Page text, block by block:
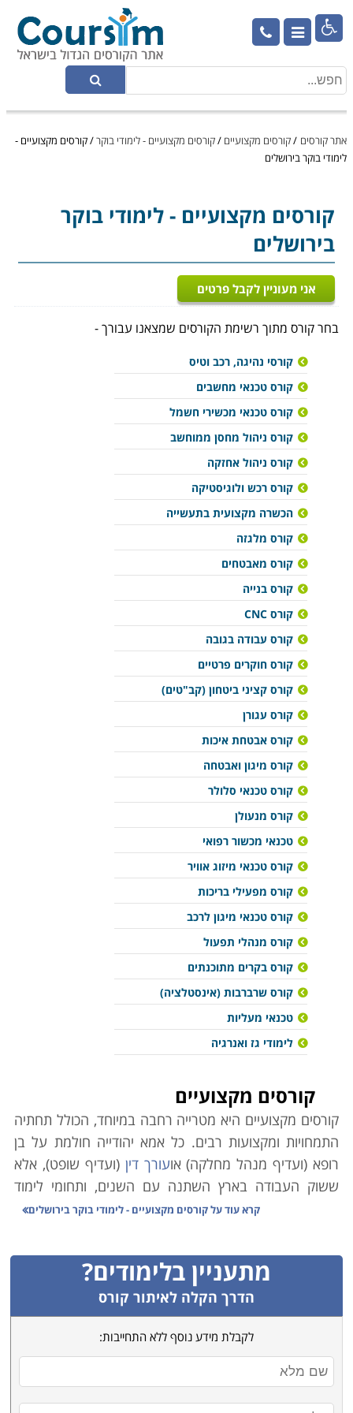

אתר קורסים /קורסים מקצועיים /קורסים מקצועיים - לימודי בוקר/קורסים מקצועיים -
לימודי בוקר בירושלים
קורסים מקצועיים - לימודי בוקר
בירושלים
אני מעוניין לקבל פרטים
בחר קורס מתוך רשימת הקורסים שמצאנו עבורך -
קורסי נהיגה, רכב וטיס
קורס טכנאי מחשבים
קורס טכנאי מכשירי חשמל
קורס ניהול מחסן ממוחשב
קורס ניהול אחזקה
קורס רכש ולוגיסטיקה
הכשרה מקצועית בתעשייה
קורס מלגזה
קורס מאבטחים
קורס בנייה
קורס CNC
קורס עבודה בגובה
קורס חוקרים פרטיים
קורס קציני ביטחון (קב"טים)
קורס עגורן
קורס אבטחת איכות
קורס מיגון ואבטחה
קורס טכנאי סלולר
קורס מנעולן
טכנאי מכשור רפואי
קורס טכנאי מיזוג אוויר
קורס מפעילי בריכות
קורס טכנאי מיגון לרכב
קורס מנהלי תפעול
קורס בקרים מתוכנתים
קורס שרברבות (אינסטלציה)
טכנאי מעליות
לימודי גז ואנרגיה
קורסים מקצועיים
קורסים מקצועיים היא מטרייה רחבה במיוחד, הכולל תחתיה
התמחויות ומקצועות רבים. כל אמא יהודייה חולמת על בן
רופא (ועדיף מנהל מחלקה) אועורך דין (ועדיף שופט), אלא
ששוק העבודה בארץ השתנה עם השנים, ותחומי לימוד
אקדמיים רבים אינם מבטיחים עבודה יציבה ופרנסה בענף.
כמו כן ירידת קרנם (הבלתי-מוצדקת) של בתי הספר
המלמדים קורסים מקצועיים גרמה למחסור משמעותי במשק
בידיים עובדות ומיומנות בענפים שונים.
משרד הכלכלה הוא הגורם הממלכתי אשר מנסה לסייע
באיזון הנדרש, וגורמי המחקר הממונים בו פרסמו טבלה
זו אשר מנתחת את המקצועות השונים בהתאם לצרכי השוק,
הביקוש לעובדים והשכר על פי מקצועות. הנתונים בה
מצביעים במובהק על מגמות אשר ממילא מדובר בהן רבות.
קרא עוד עלקורסים מקצועיים - לימודי בוקר בירושלים
מתעניין בלימודים?
הדרך הקלה לאיתור קורס
לקבלת מידע נוסף ללא התחייבות: